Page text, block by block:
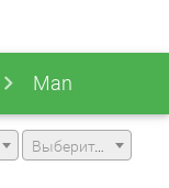
Man
Выберите модификацию